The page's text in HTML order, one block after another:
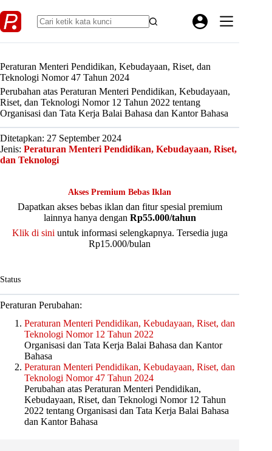
to
content
Peraturan Menteri Pendidikan, Kebudayaan, Riset, dan
Teknologi Nomor 47 Tahun 2024
Perubahan atas Peraturan Menteri Pendidikan, Kebudayaan,
Riset, dan Teknologi Nomor 12 Tahun 2022 tentang
Organisasi dan Tata Kerja Balai Bahasa dan Kantor Bahasa
Ditetapkan: 27 September 2024
Jenis: Peraturan Menteri Pendidikan, Kebudayaan, Riset,
dan Teknologi
Akses Premium Bebas Iklan
Dapatkan akses bebas iklan dan fitur spesial premium
lainnya hanya dengan Rp55.000/tahun
Klik di sini untuk informasi selengkapnya. Tersedia juga
Rp15.000/bulan
Status
Peraturan Perubahan:
Peraturan Menteri Pendidikan, Kebudayaan, Riset, dan
Teknologi Nomor 12 Tahun 2022
Organisasi dan Tata Kerja Balai Bahasa dan Kantor
Bahasa
Peraturan Menteri Pendidikan, Kebudayaan, Riset, dan
Teknologi Nomor 47 Tahun 2024
Perubahan atas Peraturan Menteri Pendidikan,
Kebudayaan, Riset, dan Teknologi Nomor 12 Tahun
2022 tentang Organisasi dan Tata Kerja Balai Bahasa
dan Kantor Bahasa